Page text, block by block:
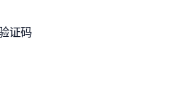
证码